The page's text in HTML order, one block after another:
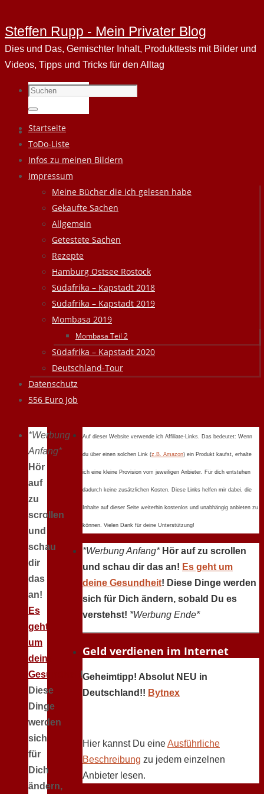
Steffen Rupp - Mein Privater Blog
Dies und Das, Gemischter Inhalt, Produkttests mit Bilder und
Videos, Tipps und Tricks für den Alltag
Suchen
nach:
Suchen
Zum
Inhalt
springen
Startseite
ToDo-Liste
Infos zu meinen Bildern
Impressum
Meine Bücher die ich gelesen habe
Gekaufte Sachen
Allgemein
Getestete Sachen
Rezepte
Hamburg Ostsee Rostock
Südafrika – Kapstadt 2018
Südafrika – Kapstadt 2019
Mombasa 2019
Mombasa Teil 2
Südafrika – Kapstadt 2020
Deutschland-Tour
Datenschutz
556 Euro Job
*Werbung
Anfang*
Hör
auf
zu
scrollen
und
schau
dir
das
an!
Es
geht
um
deine
Gesundheit !
Diese
Dinge
werden
sich
für
Dich
ändern,
Auf dieser Website verwende ich Affiliate-Links. Das bedeutet: Wenn
du über einen solchen Link (z.B. Amazon) ein Produkt kaufst, erhalte
ich eine kleine Provision vom jeweiligen Anbieter. Für dich entstehen
dadurch keine zusätzlichen Kosten. Diese Links helfen mir dabei, die
Inhalte auf dieser Seite weiterhin kostenlos und unabhängig anbieten zu
können. Vielen Dank für deine Unterstützung!
*Werbung Anfang* Hör auf zu scrollen
und schau dir das an! Es geht um
deine Gesundheit! Diese Dinge werden
sich für Dich ändern, sobald Du es
verstehst! *Werbung Ende*
Geld verdienen im Internet
Geheimtipp! Absolut NEU in
Deutschland!! Bytnex
Hier kannst Du eineAusführliche
Beschreibung zu jedem einzelnen
Anbieter lesen.